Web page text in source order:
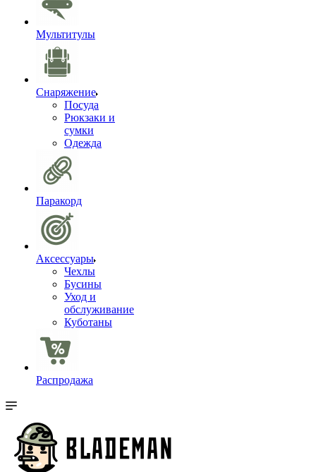
Мультитулы
Снаряжение
Посуда
Рюкзаки и
сумки
Одежда
Паракорд
Аксессуары
Чехлы
Бусины
Уход и
обслуживание
Куботаны
Распродажа